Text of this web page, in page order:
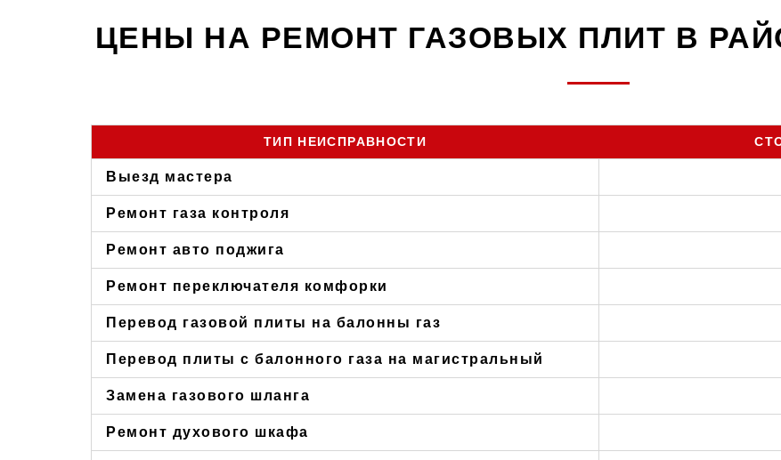
ЦЕНЫ НА РЕМОНТ ГАЗОВЫХ ПЛИТ В
ТИП НЕИСПРАВНОСТИ
Выезд мастера
Ремонт газа контроля
Ремонт авто поджига
Ремонт переключателя комфорки
Перевод газовой плиты на балонны газ
Перевод плиты с балонного газа на магистральный
Замена газового шланга
Ремонт духового шкафа